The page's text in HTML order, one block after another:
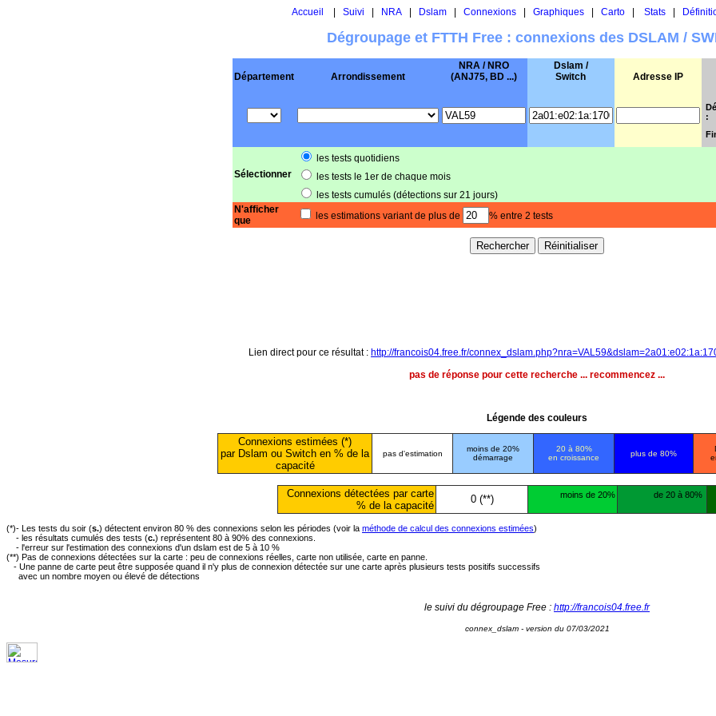
Accueil Suivi NRA| Dslam| Connexions| Graphiques| Carto| Stats|
Dégroupage et FTTH Free : connexions des DSLAM /
Département Arrondissement
NRA / NRO
(ANJ75, BD ...)
Dslam /
Switch
Adresse IP
:
Sélectionner
les tests quotidiens
les tests le 1er de chaque mois
les tests cumulés (détections sur 21 jours)
N'afficher
que
les estimations variant de plus de % entre 2 tests
Lien direct pour ce résultat : http://francois04.free.fr/
pas de réponse pour cette recherche ... recommencez ...
Légende des couleurs
Connexions estimées (*)
par Dslam ou Switch en % de la
capacité
pas d'estimation
moins de 20%
démarrage
20 à 80%
en croissance
plus de 80%
Connexions détectées par carte
% de la capacité
0 (**) moins de 20% de 20 à 80%
(*)- Les tests du soir (s.) détectent environ 80 % des connexions selon les périodes (voir la méthode de calcul des connexions estimées)
- les résultats cumulés des tests (c.) représentent 80 à 90% des connexions.
- l'erreur sur l'estimation des connexions d'un dslam est de 5 à 10 %
(**) Pas de connexions détectées sur la carte : peu de connexions réelles, carte non utilisée, carte en panne.
- Une panne de carte peut être supposée quand il n'y plus de connexion détectée sur une carte après plusieurs tests positifs successifs
avec un nombre moyen ou élevé de détections
le suivi du dégroupage Free : http://francois04.free.fr
connex_dslam - version du 07/03/2021